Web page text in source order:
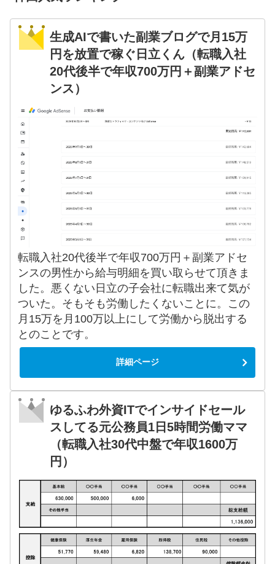
生成AIで書いた副業ブログで月15万
円を放置で稼ぐ日立くん（転職入社
20代後半で年収700万円＋副業アドセ
ンス）
転職入社20代後半で年収700万円＋副業アドセ
ンスの男性から給与明細を買い取らせて頂きま
した。悪くない日立の子会社に転職出来て気が
ついた。そもそも労働したくないことに。この
月15万を月100万以上にして労働から脱出する
とのことです。
詳細ページ
ゆるふわ外資ITでインサイドセール
スしてる元公務員1日5時間労働ママ
（転職入社30代中盤で年収1600万
円）